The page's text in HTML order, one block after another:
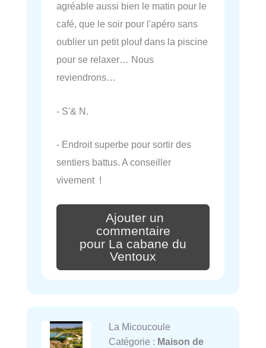
agréable aussi bien le matin pour le
café, que le soir pour l'apéro sans
oublier un petit plouf dans la piscine
pour se relaxer… Nous
reviendrons…
- S'& N.
- Endroit superbe pour sortir des
sentiers battus. A conseiller
vivement !
Ajouter un
commentaire
pour La cabane du
Ventoux
La Micoucoule
Catégorie : Maison de